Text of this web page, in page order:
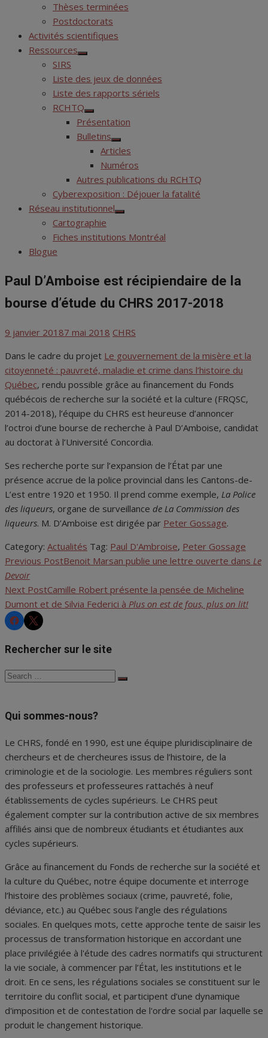
Thèses terminées
Postdoctorats
Activités scientifiques
Ressources
Show
menu
SIRS
Liste des jeux de données
Liste des rapports sériels
RCHTQ
Show
sub
menu
Présentation
Bulletins
Show
sub
menu
Articles
Numéros
Autres publications du RCHTQ
Cyberexposition : Déjouer la fatalité
Réseau institutionnel
Show
menu
Cartographie
Fiches institutions Montréal
Blogue
Paul D’Amboise est récipiendaire de la
bourse d’étude du CHRS 2017-2018
Posted
9 janvier 20187 mai 2018 Author
CHRS
Dans le cadre du projet Le gouvernement de la misère et la
citoyenneté : pauvreté, maladie et crime dans l’histoire du
Québec, rendu possible grâce au financement du Fonds
québécois de recherche sur la société et la culture (FRQSC,
2014-2018), l’équipe du CHRS est heureuse d’annoncer
l’octroi d’une bourse de recherche à Paul D’Amboise, candidat
au doctorat à l’Université Concordia.
Ses recherche porte sur l’expansion de l’État par une
présence accrue de la police provincial dans les Cantons-de-
L’est entre 1920 et 1950. Il prend comme exemple, La Police
des liqueurs, organe de surveillance de La Commission des
liqueurs. M. D’Amboise est dirigée par Peter Gossage.
Category: Actualités Tag: Paul D'Ambroise, Peter Gossage
Navigation
de
l'article
Previous PostBenoit Marsan publie une lettre ouverte dans Le
Devoir
Next PostCamille Robert présente la pensée de Micheline
Dumont et de Silvia Federici à Plus on est de fous, plus on lit!
CHRSCHRS
Rechercher sur le site
Search
Search
Qui sommes-nous?
Le CHRS, fondé en 1990, est une équipe pluridisciplinaire de
chercheurs et de chercheures issus de l’histoire, de la
criminologie et de la sociologie. Les membres réguliers sont
des professeurs et professeures rattachés à neuf
établissements de cycles supérieurs. Le CHRS peut
également compter sur la contribution active de six membres
affiliés ainsi que de nombreux étudiants et étudiantes aux
cycles supérieurs.
Grâce au financement du Fonds de recherche sur la société et
la culture du Québec, notre équipe documente et interroge
l’histoire des problèmes sociaux (crime, pauvreté, folie,
déviance, etc.) au Québec sous l’angle des régulations
sociales. En quelques mots, cette approche tente de saisir les
processus de transformation historique en accordant une
place privilégiée à l'étude des cadres normatifs qui structurent
la vie sociale, à commencer par l’État, les institutions et le
droit. En ce sens, les régulations sociales se constituent sur le
territoire du conflit social, et participent d’une dynamique
d'imposition et de contestation de l'ordre social par laquelle se
produit le changement historique.